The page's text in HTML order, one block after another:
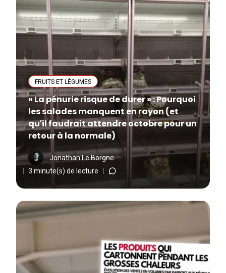
FRUITS ET LÉGUMES
« La pénurie risque de durer » : Pourquoi
les salades manquent en rayon (et
qu'il faudrait attendre octobre pour un
retour à la normale)
Jonathan Le Borgne
3 minute(s) de lecture